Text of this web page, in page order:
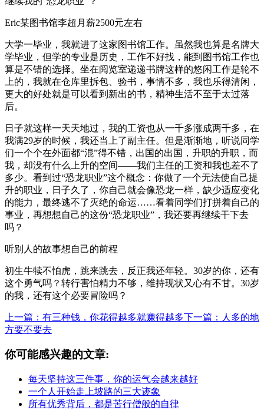
Eric某图书馆李超月薪2500元左右
大学一毕业，我就进了这家图书馆工作。虽然我也算是名牌大
学毕业，但学的专业是历史，工作不好找，能到图书馆工作也
算是不错的选择。坐在阅览室递递书牌这样的悠闲工作是轮不
上的，我就在仓库里拆包、验书，事情不多，我也乐得清闲，
更大的好处就是可以看到新出的书，精神生活不至于太过落
后。
日子就这样一天天地过，我的工资也从一千多涨成两千多，在
我满29岁的时候，我还当上了副主任。但是渐渐地，听说同学
们一个个在外面都“混”得不错，出国的出国，升职的升职，而
我，却没有什么上升的空间——我们主任的工资和我也差不了
多少。看到过“恐龙职业”这个概念：你做了一个无法使自己提
升的职业，日子久了，你自己就会像恐龙一样，缺少适应变化
的能力，最终逃不了灭绝的命运……看着同学们打拼着自己的
事业，再想想自己的这份“恐龙职业”，我还要再继续干下去
吗？
听别人的故事想自己的前程
初生牛犊不怕虎，跳来跳去，反正我还年轻。30岁的你，还有
这个勇气吗？转行害怕精力不够，维持现状又心有不甘。30岁
的我，还有这个必要冒险吗？
上一篇：有三种钱，你花得越多就赚得越多下一篇：人多的地
方要不要去
你可能感兴趣的文章:
每天坚持这三件事，你的运气会越来越好
一个人开始走上坡路的三大迹象
所有优秀背后，都是苦行僧般的自律